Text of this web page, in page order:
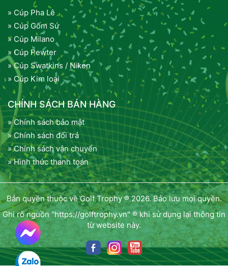
» Cúp Pha Lê
» Cúp Gốm Sứ
» Cúp Milano
» Cúp Pewter
» Cúp Swatkins / Niken
» Cúp Kim loại
CHÍNH SÁCH BÁN HÀNG
» Chính sách bảo mật
» Chính sách đổi trả
» Chính sách vận chuyển
» Hình thức thanh toán
Bản quyền thuộc về Golf Trophy ® 2026. Bảo lưu mọi quyền.
Ghi rõ nguồn "https://golftrophy.vn" ® khi sử dụng lại thông tin
từ website này.